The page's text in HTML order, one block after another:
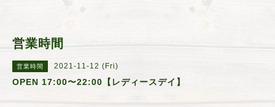
営業時間
営業時間 2021-11-12 (Fri)
OPEN 17:00〜22:00【レディースデイ】